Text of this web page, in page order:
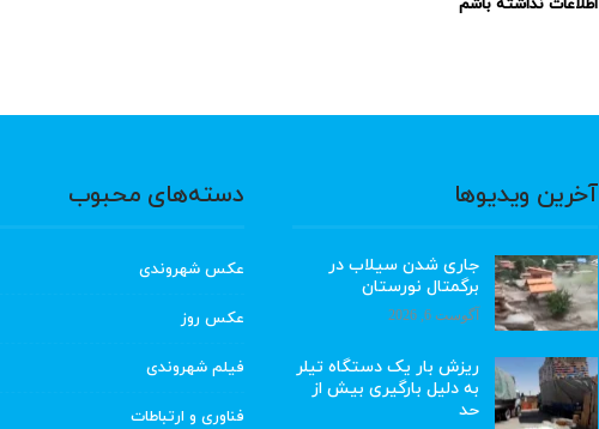
نداشته باشم
آخرین ویدیوها
جاری شدن سیلاب در
برگمتال نورستان
آگوست 6, 2026
ریزش بار یک دستگاه تیلر
به دلیل بارگیری بیش از
حد
دسته‌های محبوب
عکس شهروندی
عکس روز
فیلم شهروندی
فناوری و ارتباطات